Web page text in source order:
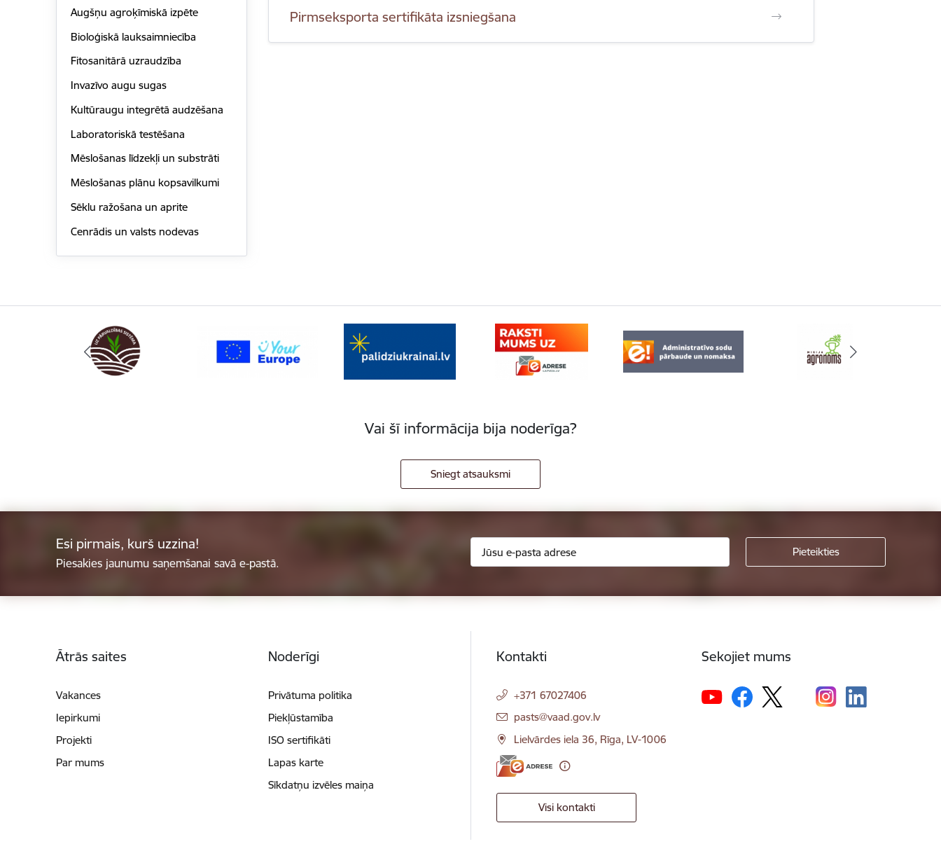
Augšņu agroķīmiskā izpēte
Bioloģiskā lauksaimniecība
Fitosanitārā uzraudzība
Invazīvo augu sugas
Kultūraugu integrētā audzēšana
Laboratoriskā testēšana
Mēslošanas līdzekļi un substrāti
Mēslošanas plānu kopsavilkumi
Sēklu ražošana un aprite
Cenrādis un valsts nodevas
Pirmseksporta sertifikāta izsniegšana
Vai šī informācija bija noderīga?
Sniegt atsauksmi
Esi pirmais, kurš uzzina!
Piesakies jaunumu saņemšanai savā e-pastā.
Ātrās saites
Vakances
Iepirkumi
Projekti
Par mums
Noderīgi
Privātuma politika
Piekļūstamība
ISO sertifikāti
Lapas karte
Sīkdatņu izvēles maiņa
Kontakti
+371 67027406
E-pasts:
pasts@vaad.gov.lv
Lielvārdes iela 36, Rīga, LV-1006
Visi kontakti
Sekojiet mums